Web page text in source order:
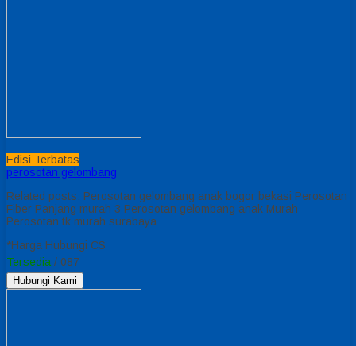
Edisi Terbatas
perosotan gelombang
Related posts: Perosotan gelombang anak bogor bekasi Perosotan
Fiber Panjang murah 3 Perosotan gelombang anak Murah
Perosotan tk murah surabaya
*Harga Hubungi CS
Tersedia / 087
Hubungi Kami